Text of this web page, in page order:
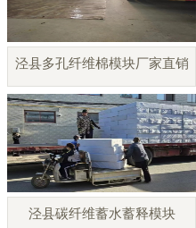
泾县多孔纤维棉模块厂家直销
泾县碳纤维蓄水蓄释模块